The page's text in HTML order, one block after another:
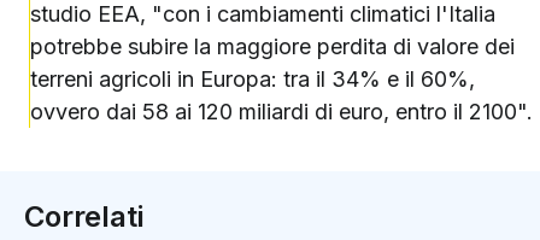
studio EEA, "con i cambiamenti climatici l'Italia
potrebbe subire la maggiore perdita di valore dei
terreni agricoli in Europa: tra il 34% e il 60%,
ovvero dai 58 ai 120 miliardi di euro, entro il 2100".
Correlati